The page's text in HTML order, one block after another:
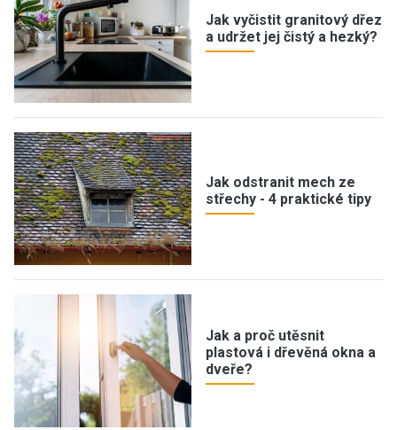
Jak vyčistit granitový dřez
a udržet jej čistý a hezký?
Jak odstranit mech ze
střechy - 4 praktické tipy
Jak a proč utěsnit
plastová i dřevěná okna a
dveře?